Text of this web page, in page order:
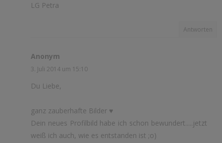
LG Petra
Antworten
Anonym
3. Juli 2014 um 15:10
Du Liebe,
ganz zauberhafte Bilder ♥
Dein neues Profilbild habe ich schon bewundert.....jetzt
weiß ich auch, wie es entstanden ist ;o)